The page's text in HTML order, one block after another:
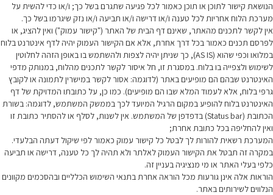
הנושאת קישור לתוכן או תוכן כאמור לכל פגיעה שתגרם בשל כך; ו/או כדי להשית על
מערכת הלוח אחריות לכל טענה ו/או דרישה ו/או תביעה ו/או נזק שיגרמו בשל כך.
אין לקשר לתכנים מהאתר, שאינם דף הבית של האתר ("קישור עמוק") ואין להציג, או
לפרסם תכנים כאמור בכל דרך אחרת, אלא אם הקישור העמוק יהיה לדף אינטרנט בלוח
במלואו וכפי שהוא (AS IS), כך שניתן יהיה לצפות ולהשתמש בו באופן הזהה לחלוטין
לשימוש ולצפייה בו בלוח. במסגרת זו, חל איסור לקשר לתכנים מהלוח, במנותק מדפי
האינטרנט שבהם הם מופיעים באתר (לדוגמה: אסור לקשר במישרין לתמונה או לקובץ
גרפי בלוח, אלא לעמוד המלא שבו הם מופיעים). כמו כן, על כתובתו המדויקת של דף
האינטרנט בלוח להופיע במקום הרגיל המיועד לכך בממשק המשתמש, לדוגמה: בשורת
הכתובת (Status bar) בדפדפן של המשתמש. אין לשנות, לסלף או להסתיר כתובת זו
ואין להחליפה בכל כתובת אחרת;
המערכת רשאית להורות לך לבטל כל קישור עמוק כאמור לפי שיקול דעתה הבלעדי.
במקרה זה תבטל את הקישור העמוק לאלתר ולא תהיה לך כל טענה, דרישה או תביעה
כלפי בעלי האתר או מי מנציגיה בעניין זה.
הוראות אלה אינן גורעות מכל הוראה אחרת בתנאי השימוש הכלליים ובהסכמים מקוונים
הנלווים לשירותים באתר.